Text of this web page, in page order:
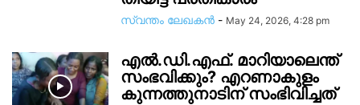
സ്വന്തം ലേഖകന്‍ - May 24, 2026, 4:28 pm
എൽ.ഡി.എഫ്. മാറിയാലെന്ത്
സംഭവിക്കും? എറണാകുളം
കുന്നത്തുനാടിന് സംഭിവിച്ചത്